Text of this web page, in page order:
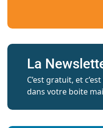
La
C’est gratuit, et
dans votre boite